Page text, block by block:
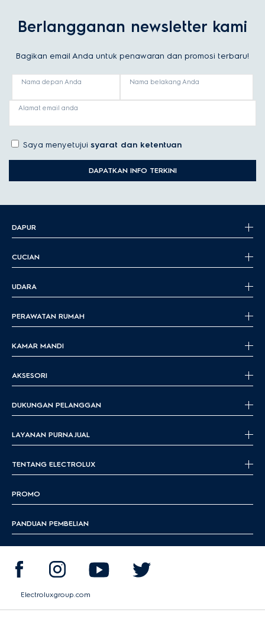
Berlangganan newsletter kami
Bagikan email Anda untuk penawaran dan promosi terbaru!
Nama depan Anda Nama belakang Anda
Alamat email anda
Saya menyetujui syarat dan ketentuan
DAPATKAN INFO TERKINI
DAPUR
CUCIAN
UDARA
PERAWATAN RUMAH
KAMAR MANDI
AKSESORI
DUKUNGAN PELANGGAN
LAYANAN PURNA JUAL
TENTANG ELECTROLUX
PROMO
PANDUAN PEMBELIAN
Electroluxgroup.com